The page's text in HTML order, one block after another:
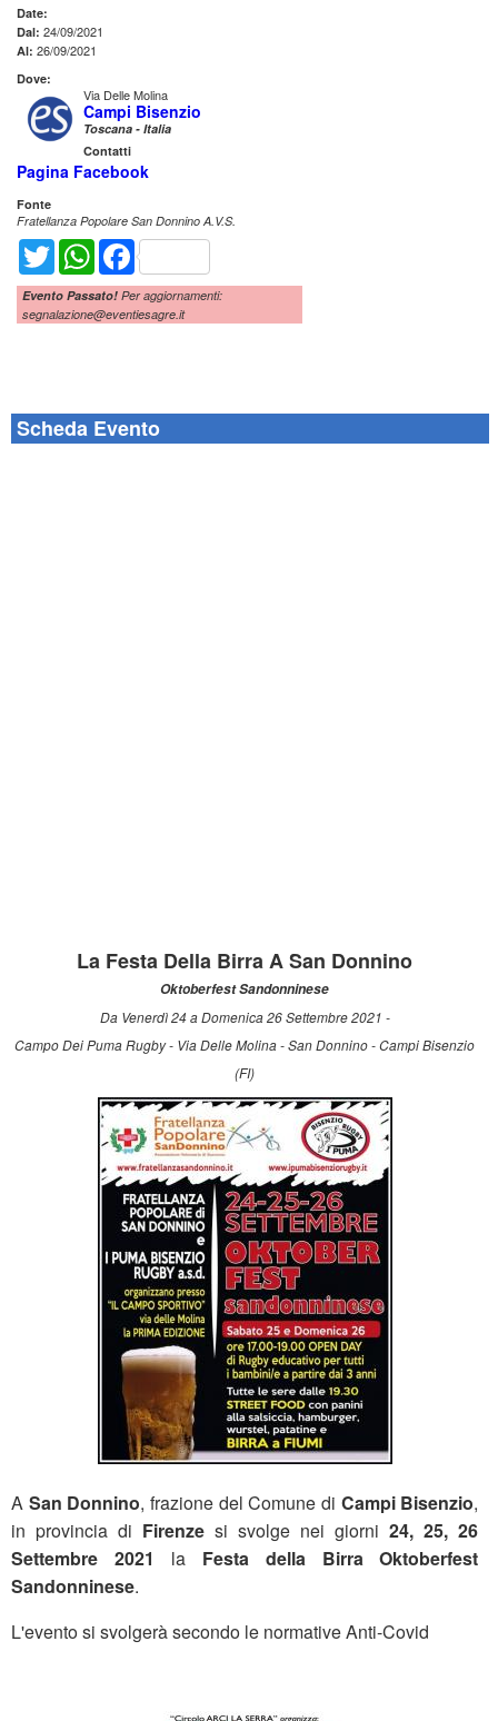
Date:
Dal: 24/09/2021
Al: 26/09/2021
Dove:
Via Delle Molina
Campi Bisenzio
Toscana - Italia
Contatti
Pagina Facebook
Fonte
Fratellanza Popolare San Donnino A.V.S.
Twitter WhatsAppFacebook
Evento Passato! Per aggiornamenti:
segnalazione@eventiesagre.it
Scheda Evento
La Festa Della Birra A San Donnino
Oktoberfest Sandonninese
Da Venerdì 24 a Domenica 26 Settembre 2021 -
Campo Dei Puma Rugby - Via Delle Molina - San Donnino - Campi Bisenzio
(FI)
A San Donnino, frazione del Comune di Campi Bisenzio,
in provincia di Firenze si svolge nei giorni24, 25, 26
Settembre 2021
laFesta della Birra Oktoberfest
Sandonninese.
L'evento si svolgerà secondo le normative Anti-Covid